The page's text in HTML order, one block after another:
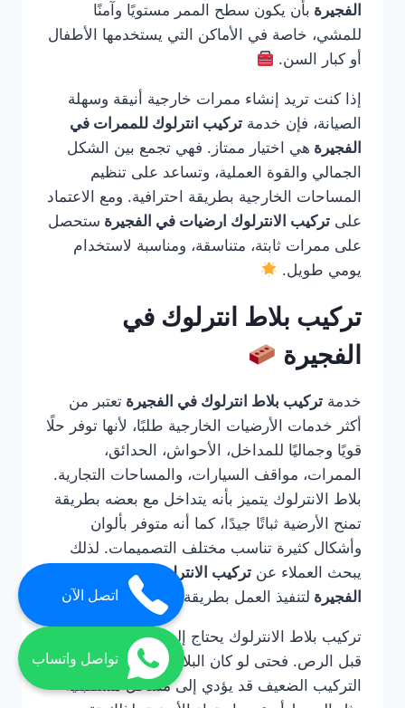
الفجيرة بأن يكون سطح الممر مستويًا وآمنًا
للمشي، خاصة في الأماكن التي يستخدمها الأطفال
أو كبار السن.
إذا كنت تريد إنشاء ممرات خارجية أنيقة وسهلة
الصيانة، فإن خدمة تركيب انترلوك للممرات في
الفجيرة هي اختيار ممتاز. فهي تجمع بين الشكل
الجمالي والقوة العملية، وتساعد على تنظيم
المساحات الخارجية بطريقة احترافية. ومع الاعتماد
على تركيب الانترلوك ارضيات في الفجيرة ستحصل
على ممرات ثابتة، متناسقة، ومناسبة لاستخدام
يومي طويل.
تركيب بلاط انترلوك في
الفجيرة
خدمة تركيب بلاط انترلوك في الفجيرة تعتبر من
أكثر خدمات الأرضيات الخارجية طلبًا، لأنها توفر حلًا
قويًا وجماليًا للمداخل، الأحواش، الحدائق،
الممرات، مواقف السيارات، والمساحات التجارية.
بلاط الانترلوك يتميز بأنه يتداخل مع بعضه بطريقة
تمنح الأرضية ثباتًا جيدًا، كما أنه متوفر بألوان
وأشكال كثيرة تناسب مختلف التصميمات. لذلك
يبحث العملاء عن تركيب الانترلوك ارضيات في
الفجيرة لتنفيذ العمل بطريقة صحيحة واحترافية.
تركيب بلاط الانترلوك يحتاج إلى خبرة في التأسيس
قبل الرص. فحتى لو كان البلاط عالي الجودة، فإن
التركيب الضعيف قد يؤدي إلى مشاكل مستقبلية
اتصل الآن
تواصل واتساب